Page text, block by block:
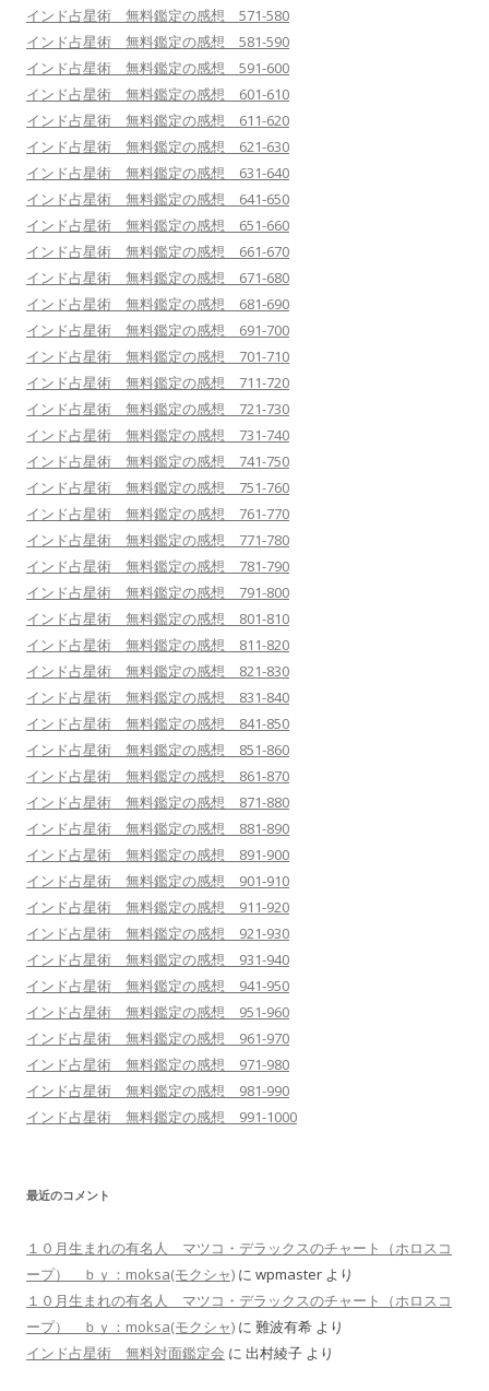
インド占星術 無料鑑定の感想 571-580
インド占星術 無料鑑定の感想 581-590
インド占星術 無料鑑定の感想 591-600
インド占星術 無料鑑定の感想 601-610
インド占星術 無料鑑定の感想 611-620
インド占星術 無料鑑定の感想 621-630
インド占星術 無料鑑定の感想 631-640
インド占星術 無料鑑定の感想 641-650
インド占星術 無料鑑定の感想 651-660
インド占星術 無料鑑定の感想 661-670
インド占星術 無料鑑定の感想 671-680
インド占星術 無料鑑定の感想 681-690
インド占星術 無料鑑定の感想 691-700
インド占星術 無料鑑定の感想 701-710
インド占星術 無料鑑定の感想 711-720
インド占星術 無料鑑定の感想 721-730
インド占星術 無料鑑定の感想 731-740
インド占星術 無料鑑定の感想 741-750
インド占星術 無料鑑定の感想 751-760
インド占星術 無料鑑定の感想 761-770
インド占星術 無料鑑定の感想 771-780
インド占星術 無料鑑定の感想 781-790
インド占星術 無料鑑定の感想 791-800
インド占星術 無料鑑定の感想 801-810
インド占星術 無料鑑定の感想 811-820
インド占星術 無料鑑定の感想 821-830
インド占星術 無料鑑定の感想 831-840
インド占星術 無料鑑定の感想 841-850
インド占星術 無料鑑定の感想 851-860
インド占星術 無料鑑定の感想 861-870
インド占星術 無料鑑定の感想 871-880
インド占星術 無料鑑定の感想 881-890
インド占星術 無料鑑定の感想 891-900
インド占星術 無料鑑定の感想 901-910
インド占星術 無料鑑定の感想 911-920
インド占星術 無料鑑定の感想 921-930
インド占星術 無料鑑定の感想 931-940
インド占星術 無料鑑定の感想 941-950
インド占星術 無料鑑定の感想 951-960
インド占星術 無料鑑定の感想 961-970
インド占星術 無料鑑定の感想 971-980
インド占星術 無料鑑定の感想 981-990
インド占星術 無料鑑定の感想 991-1000
最近のコメント
１０月生まれの有名人 マツコ・デラックスのチャート（ホロスコ
ープ） ｂｙ：moksa(モクシャ) に wpmaster より
１０月生まれの有名人 マツコ・デラックスのチャート（ホロスコ
ープ） ｂｙ：moksa(モクシャ) に 難波有希 より
インド占星術 無料対面鑑定会 に 出村綾子 より